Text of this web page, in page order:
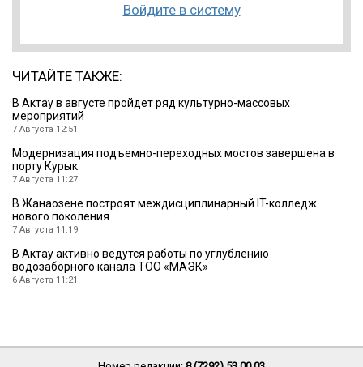
Войдите в систему
ЧИТАЙТЕ ТАКЖЕ:
В Актау в августе пройдет ряд культурно-массовых
мероприятий
7 Августа 12:51
Модернизация подъемно-переходных мостов завершена в
порту Курык
7 Августа 11:27
В Жанаозене построят междисциплинарный IT-колледж
нового поколения
7 Августа 11:19
В Актау активно ведутся работы по углублению
водозаборного канала ТОО «МАЭК»
6 Августа 11:21